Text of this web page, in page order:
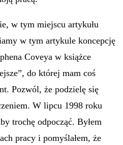
w tym miejscu artykułu
w tym artykule koncepcję
Coveya w książce
do której mam coś
Pozwól, że podzielę się
W lipcu 1998 roku
trochę odpocząć. Byłem
pracy i pomyślałem, że